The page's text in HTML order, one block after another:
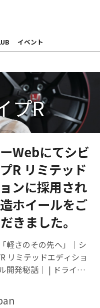
イベント
プR
Webにてシビ
R リミテッド
ンに採用され
ホイールをご
きました。
軽さのその先へ」｜シ
リミテッドエディショ
開発秘話｜ | ドライバ